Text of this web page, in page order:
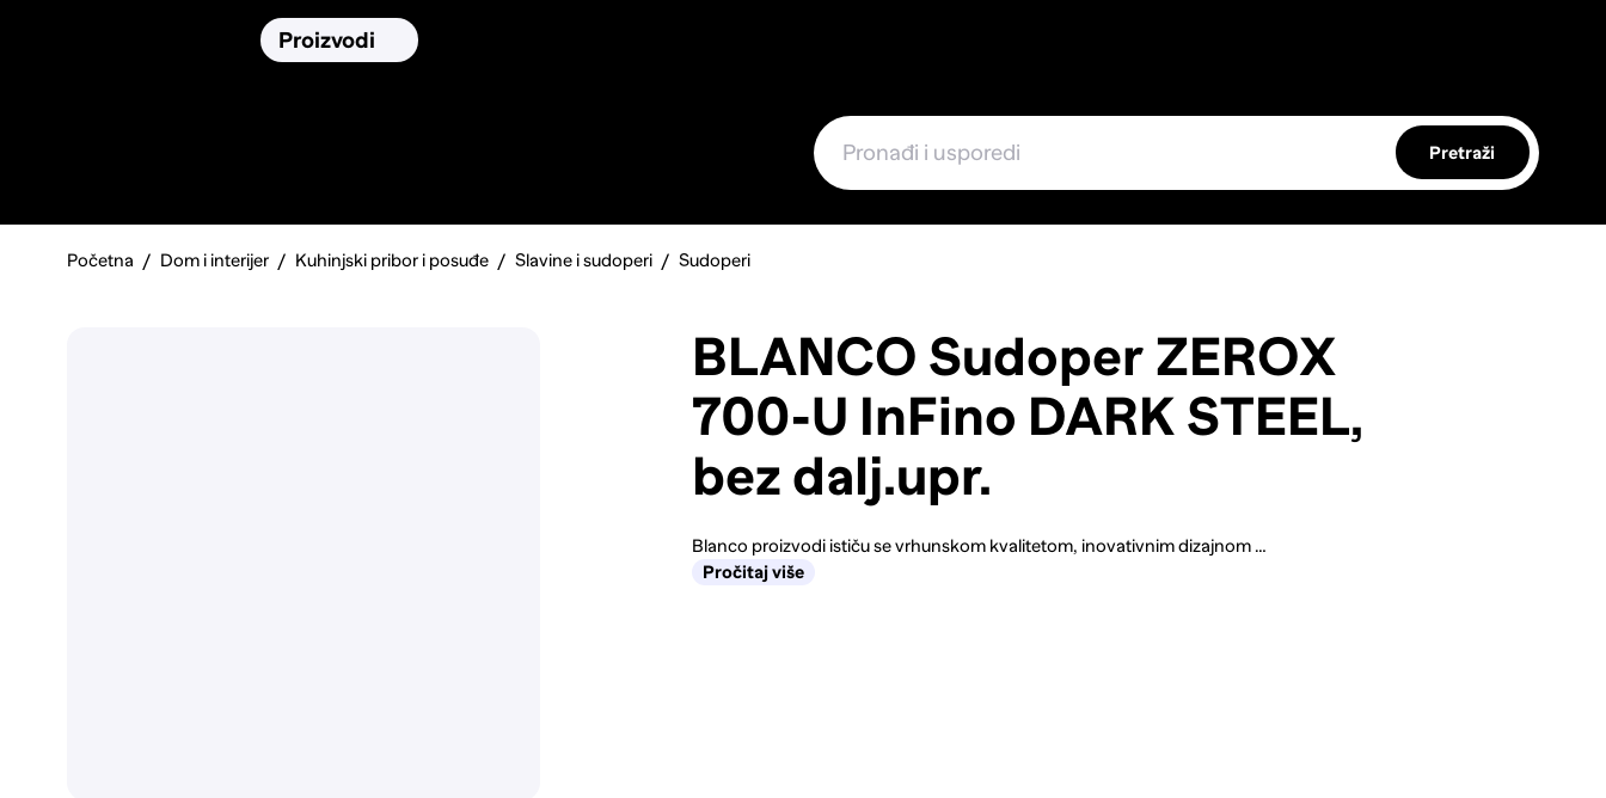
Proizvodi
Pretraži
Početna Dom i interijer Kuhinjski pribor i posuđe Slavine i sudoperi Sudoperi
BLANCO Sudoper ZEROX
700-U InFino DARK STEEL,
bez dalj.upr.
Blanco proizvodi ističu se vrhunskom kvalitetom, inovativnim dizajnom …
Pročitaj više